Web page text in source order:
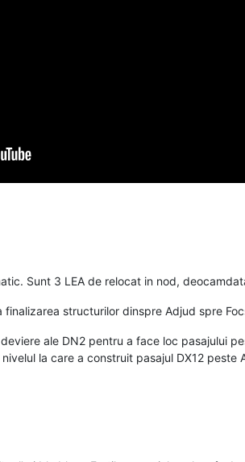
Sunt 3 LEA de relocat in nod,
finalizarea structurilor dinspre Adjud spre
ale DN2 pentru a face loc pasajului
la care a construit pasajul DX12 peste